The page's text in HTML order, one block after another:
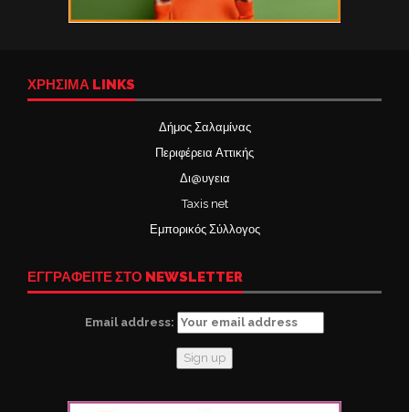
ΧΡΉΣΙΜΑ LINKS
Δήμος Σαλαμίνας
Περιφέρεια Αττικής
Δι@υγεια
Taxis net
Εμπορικός Σύλλογος
ΕΓΓΡΑΦΕΙΤΕ ΣΤΟ NEWSLETTER
Email address: